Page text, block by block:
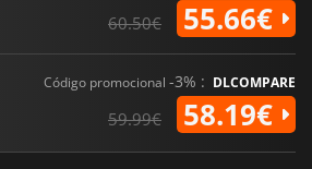
60.50€ 55.66€
Código promocional -3% : DLCOMPARE
59.99€ 58.19€